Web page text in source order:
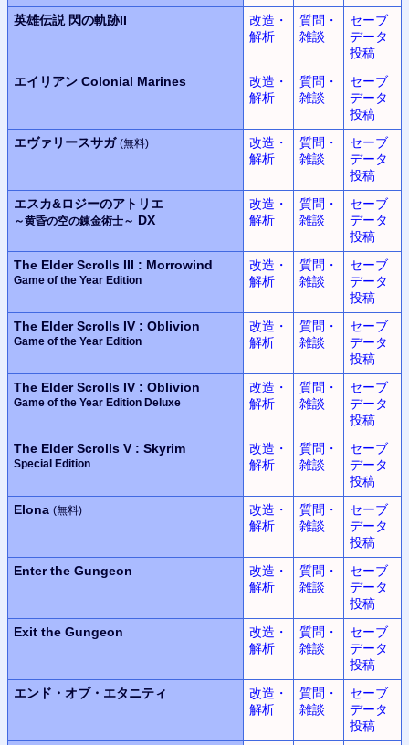
英雄伝説 閃の軌跡II
改造・
解析
質問・
雑談
セーブ
データ
投稿
エイリアン Colonial Marines
改造・
解析
質問・
雑談
セーブ
データ
投稿
エヴァリースサガ (無料)
改造・
解析
質問・
雑談
セーブ
データ
投稿
エスカ&ロジーのアトリエ
～黄昏の空の錬金術士～ DX
改造・
解析
質問・
雑談
セーブ
データ
投稿
The Elder Scrolls III : Morrowind
Game of the Year Edition
改造・
解析
質問・
雑談
セーブ
データ
投稿
The Elder Scrolls IV : Oblivion
Game of the Year Edition
改造・
解析
質問・
雑談
セーブ
データ
投稿
The Elder Scrolls IV : Oblivion
Game of the Year Edition Deluxe
改造・
解析
質問・
雑談
セーブ
データ
投稿
The Elder Scrolls V : Skyrim
Special Edition
改造・
解析
質問・
雑談
セーブ
データ
投稿
Elona (無料)
改造・
解析
質問・
雑談
セーブ
データ
投稿
Enter the Gungeon
改造・
解析
質問・
雑談
セーブ
データ
投稿
Exit the Gungeon
改造・
解析
質問・
雑談
セーブ
データ
投稿
エンド・オブ・エタニティ
改造・
解析
質問・
雑談
セーブ
データ
投稿